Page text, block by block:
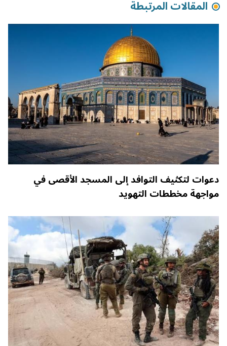
المقالات المرتبطة
دعوات لتكثيف التوافد إلى المسجد الأقصى في
مواجهة مخططات التهويد